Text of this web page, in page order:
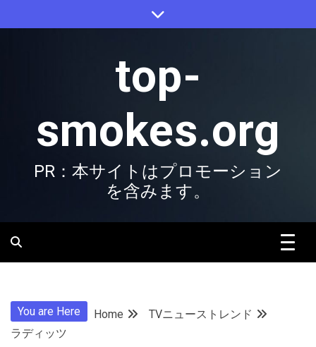
to
top-
smokes.org
PR：本サイトはプロモーション
を含みます。
You are Here Home
TVニューストレンド
ラディッツ